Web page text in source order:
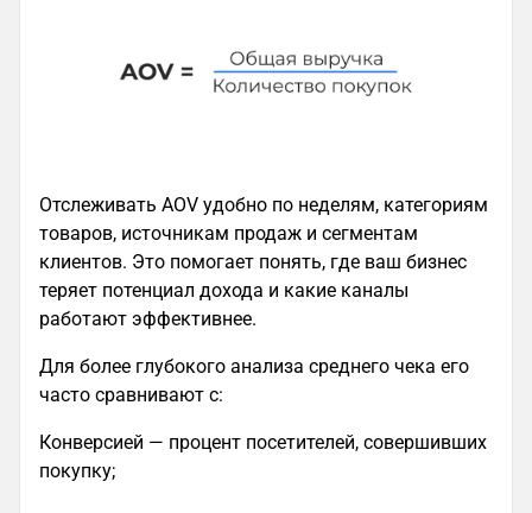
Отслеживать AOV удобно по неделям, категориям
товаров, источникам продаж и сегментам
клиентов. Это помогает понять, где ваш бизнес
теряет потенциал дохода и какие каналы
работают эффективнее.
Для более глубокого анализа среднего чека его
часто сравнивают с:
Конверсией — процент посетителей, совершивших
покупку;